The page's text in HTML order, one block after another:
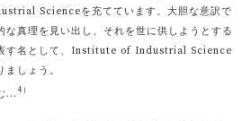
Scienceを充てています。大胆な意訳で
な真理を見い出し、それを世に供しようとする
す名として、Institute of Industrial Science
しょう。
...4）